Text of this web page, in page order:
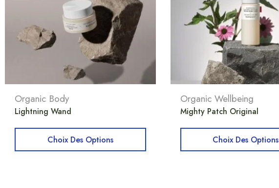
Organic Body
Lightning Wand
Choix Des Options
Organic Wellbeing
Mighty Patch Original
Choix Des Options